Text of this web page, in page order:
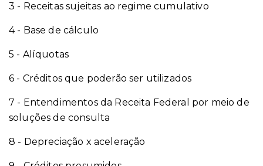
3 - Receitas sujeitas ao regime cumulativo
4 - Base de cálculo
5 - Alíquotas
6 - Créditos que poderão ser utilizados
7 - Entendimentos da Receita Federal por meio de
soluções de consulta
8 - Depreciação x aceleração